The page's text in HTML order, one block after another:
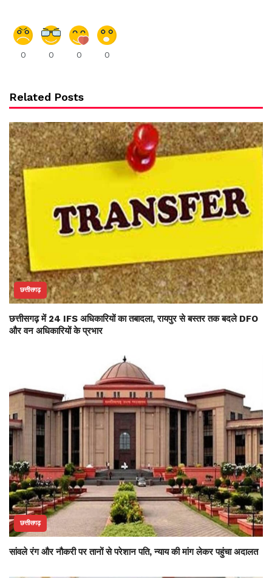
0 0 0 0
Related Posts
छत्तीसगढ़
छत्तीसगढ़ में 24 IFS अधिकारियों का तबादला, रायपुर से बस्तर तक बदले DFO
और वन अधिकारियों के प्रभार
छत्तीसगढ़
सांवले रंग और नौकरी पर तानों से परेशान पति, न्याय की मांग लेकर पहुंचा अदालत